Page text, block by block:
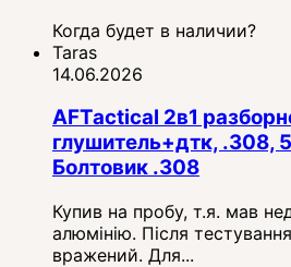
Когда будет в наличии?
Taras
14.06.2026
AFTactical 2в1
глушитель+дтк, .308,
Болтовик .308
Купив на пробу, т.я. мав
алюмінію. Після
вражений. Для...